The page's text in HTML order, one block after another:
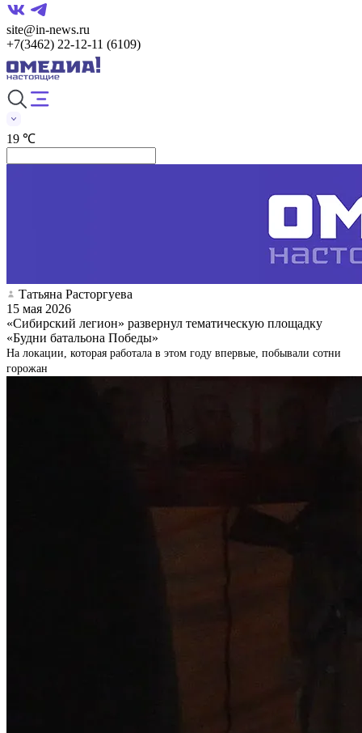
site@in-news.ru
+7(3462) 22-12-11 (6109)
19 ℃
Татьяна Расторгуева
15 мая 2026
«Сибирский легион» развернул тематическую площадку
«Будни батальона Победы»
На локации, которая работала в этом году впервые, побывали сотни
горожан